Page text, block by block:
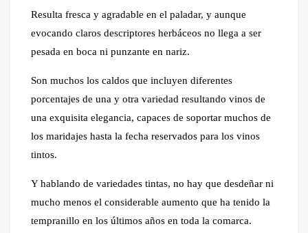
Resulta fresca y agradable en el paladar, y aunque
evocando claros descriptores herbáceos no llega a ser
pesada en boca ni punzante en nariz.
Son muchos los caldos que incluyen diferentes
porcentajes de una y otra variedad resultando vinos de
una exquisita elegancia, capaces de soportar muchos de
los maridajes hasta la fecha reservados para los vinos
tintos.
Y hablando de variedades tintas, no hay que desdeñar ni
mucho menos el considerable aumento que ha tenido la
tempranillo en los últimos años en toda la comarca.